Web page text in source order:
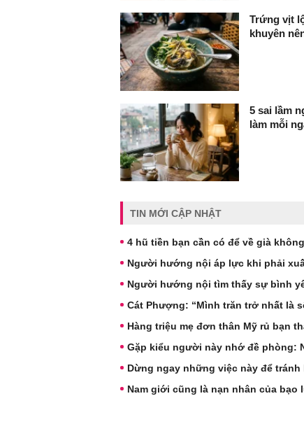
Trứng vịt
khuyên
5 sai lầm
làm mỗi
TIN MỚI CẬP NHẬT
4 hũ tiền bạn cần có để về già
Người hướng nội áp lực khi phải
Người hướng nội tìm thấy sự bình
Cát Phượng: “Mình trăn trở nhất là
Hàng triệu mẹ đơn thân Mỹ rủ bạn
Gặp kiểu người này nhớ đề
Dừng ngay những việc này để
Nam giới cũng là nạn nhân của